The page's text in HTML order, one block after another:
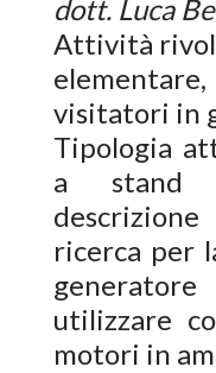
dott. Luca
Attività
visitatori in
Tipologia
a stand
ricerca per
utilizzare
motori in